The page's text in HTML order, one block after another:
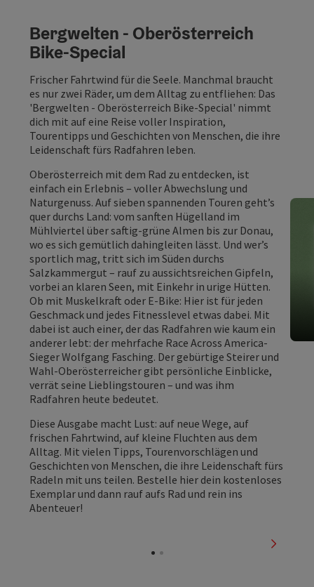
Bergwelten - Oberösterreich
Bike-Special
Frischer Fahrtwind für die Seele. Manchmal braucht
es nur zwei Räder, um dem Alltag zu entfliehen: Das
'Bergwelten - Oberösterreich Bike-Special' nimmt
dich mit auf eine Reise voller Inspiration,
Tourentipps und Geschichten von Menschen, die ihre
Leidenschaft fürs Radfahren leben.
Oberösterreich mit dem Rad zu entdecken, ist
einfach ein Erlebnis – voller Abwechslung und
Naturgenuss. Auf sieben spannenden Touren geht’s
quer durchs Land: vom sanften Hügelland im
Mühlviertel über saftig-grüne Almen bis zur Donau,
wo es sich gemütlich dahingleiten lässt. Und wer’s
sportlich mag, tritt sich im Süden durchs
Salzkammergut – rauf zu aussichtsreichen Gipfeln,
vorbei an klaren Seen, mit Einkehr in urige Hütten.
Ob mit Muskelkraft oder E-Bike: Hier ist für jeden
Geschmack und jedes Fitnesslevel etwas dabei. Mit
dabei ist auch einer, der das Radfahren wie kaum ein
anderer lebt: der mehrfache Race Across America-
Sieger Wolfgang Fasching. Der gebürtige Steirer und
Wahl-Oberösterreicher gibt persönliche Einblicke,
verrät seine Lieblingstouren – und was ihm
Radfahren heute bedeutet.
Diese Ausgabe macht Lust: auf neue Wege, auf
frischen Fahrtwind, auf kleine Fluchten aus dem
Alltag. Mit vielen Tipps, Tourenvorschlägen und
Geschichten von Menschen, die ihre Leidenschaft fürs
Radeln mit uns teilen. Bestelle hier dein kostenloses
Exemplar und dann rauf aufs Rad und rein ins
Abenteuer!